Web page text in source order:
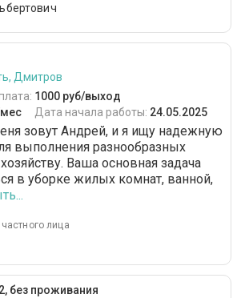
Дмитров
1000 руб/выход
Дата начала работы: 24.05.2025
зовут Андрей, и я ищу надежную
выполнения разнообразных
Ваша основная задача
в уборке жилых комнат, ванной,
лица
без проживания